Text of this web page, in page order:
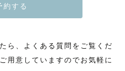
約する
ら、よくある質問をご覧くだ
用意していますのでお気軽に